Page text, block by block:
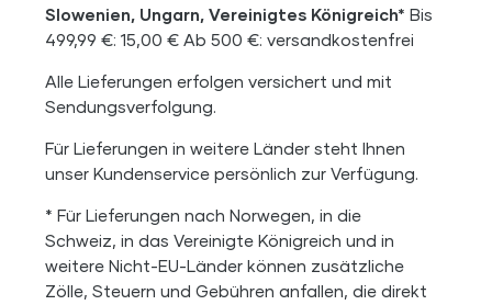
Slowenien, Ungarn, Vereinigtes Königreich* Bis
499,99 €: 15,00 € Ab 500 €: versandkostenfrei
Alle Lieferungen erfolgen versichert und mit
Sendungsverfolgung.
Für Lieferungen in weitere Länder steht Ihnen
unser Kundenservice persönlich zur Verfügung.
* Für Lieferungen nach Norwegen, in die
Schweiz, in das Vereinigte Königreich und in
weitere Nicht-EU-Länder können zusätzliche
Zölle, Steuern und Gebühren anfallen, die direkt